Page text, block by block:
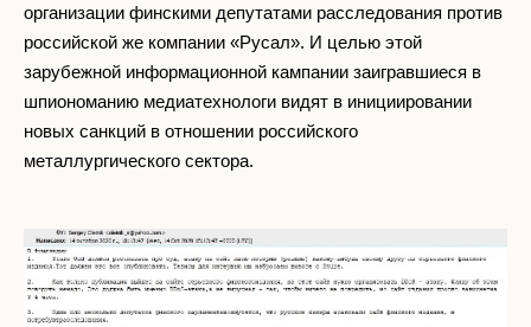
организации финскими депутатами расследования против
российской же компании «Русал». И целью этой
зарубежной информационной кампании заигравшиеся в
шпиономанию медиатехнологи видят в инициировании
новых санкций в отношении российского
металлургического сектора.